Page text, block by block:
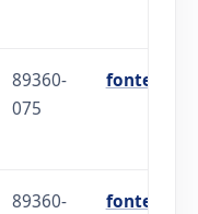
89360-
075
fonte
89360-
fonte